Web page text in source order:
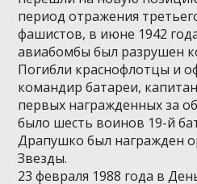
период отражения
фашистов, в июне 1942
авиабомбы был разрушен
Погибли краснофлотцы и
командир батареи,
первых награжденных за
было шесть воинов 19-й
Драпушко был награжден
Звезды.
23 февраля 1988 года в